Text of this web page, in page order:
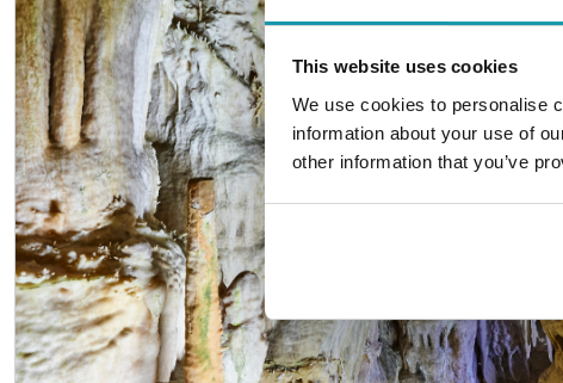
This website uses cookies
We use cookies to personalise
information about your use of
other information that you’ve